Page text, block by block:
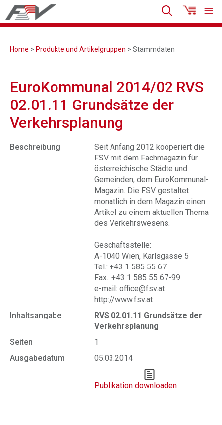
Home > Produkte und Artikelgruppen > Stammdaten
EuroKommunal 2014/02 RVS
02.01.11 Grundsätze der
Verkehrsplanung
Beschreibung
Seit Anfang 2012 kooperiert die
FSV mit dem Fachmagazin für
österreichische Städte und
Gemeinden, dem EuroKommunal-
Magazin. Die FSV gestaltet
monatlich in dem Magazin einen
Artikel zu einem aktuellen Thema
des Verkehrswesens.
Geschäftsstelle:
A-1040 Wien, Karlsgasse 5
Tel.: +43 1 585 55 67
Fax.: +43 1 585 55 67-99
e-mail: office@fsv.at
http://www.fsv.at
Inhaltsangabe
RVS 02.01.11 Grundsätze der
Verkehrsplanung
Seiten
1
Ausgabedatum
05.03.2014
Publikation downloaden